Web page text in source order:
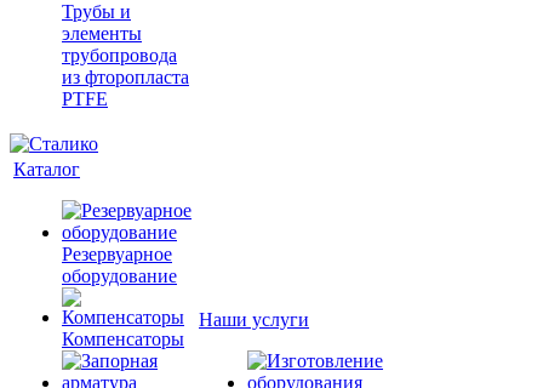
Трубы и
элементы
трубопровода
из фторопласта
PTFE
Каталог
Резервуарное
оборудование
Компенсаторы
Наши услуги